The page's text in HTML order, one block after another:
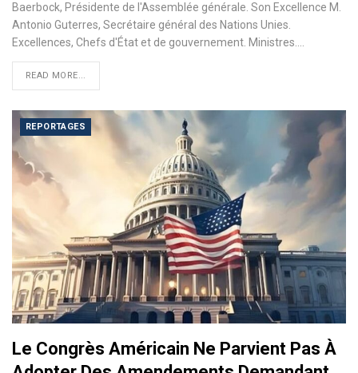
Baerbock, Présidente de l'Assemblée générale. Son Excellence M.
Antonio Guterres, Secrétaire général des Nations Unies.
Excellences, Chefs d'État et de gouvernement. Ministres.…
READ MORE...
REPORTAGES
Le Congrès Américain Ne Parvient Pas À